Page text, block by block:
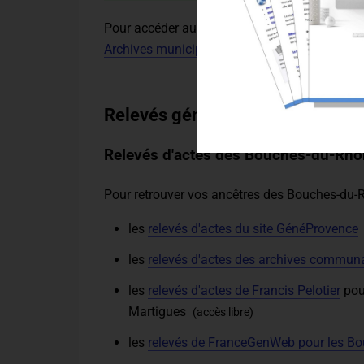
Pour accéder aux Archives municipales
Archives municipales en ligne .
Relevés généalogiques
Relevés d'actes des Bouches-du-
Pour retrouver vos ancêtres des Bouches-
les relevés d'actes du site GénéProvence
les relevés d'actes des archives
les relevés d'actes de Francis Pelotier
Martigues
(accès libre)
les relevés de FranceGenWeb pour les